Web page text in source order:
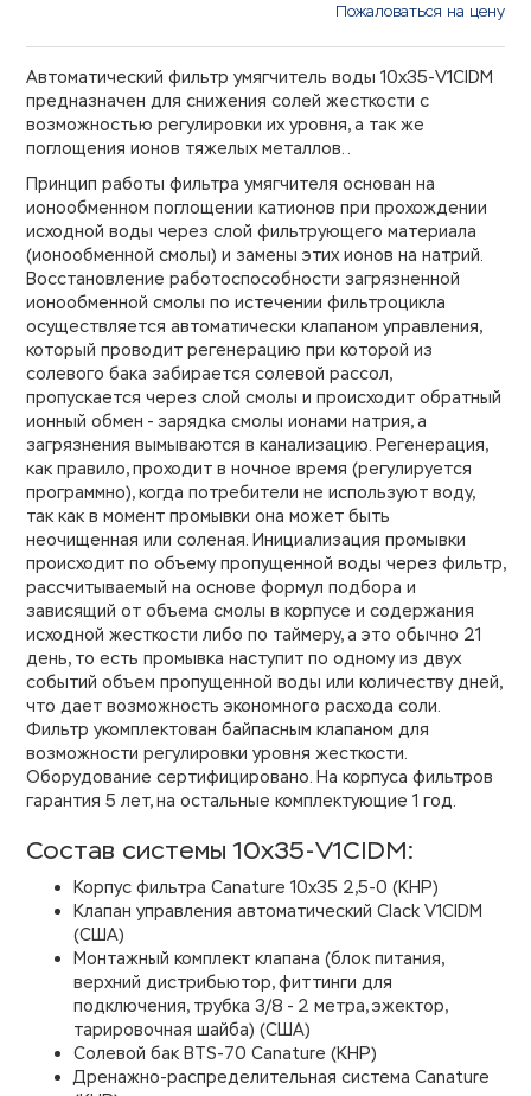
Пожаловаться на цену
Автоматический фильтр умягчитель воды 10х35-V1CIDM
предназначен для снижения солей жесткости с
возможностью регулировки их уровня, а так же
поглощения ионов тяжелых металлов..
Принцип работы фильтра умягчителя основан на
ионообменном поглощении катионов при прохождении
исходной воды через слой фильтрующего материала
(ионообменной смолы) и замены этих ионов на натрий.
Восстановление работоспособности загрязненной
ионообменной смолы по истечении фильтроцикла
осуществляется автоматически клапаном управления,
который проводит регенерацию при которой из
солевого бака забирается солевой рассол,
пропускается через слой смолы и происходит обратный
ионный обмен - зарядка смолы ионами натрия, а
загрязнения вымываются в канализацию. Регенерация,
как правило, проходит в ночное время (регулируется
программно), когда потребители не используют воду,
так как в момент промывки она может быть
неочищенная или соленая. Инициализация промывки
происходит по объему пропущенной воды через фильтр,
рассчитываемый на основе формул подбора и
зависящий от объема смолы в корпусе и содержания
исходной жесткости либо по таймеру, а это обычно 21
день, то есть промывка наступит по одному из двух
событий объем пропущенной воды или количеству дней,
что дает возможность экономного расхода соли.
Фильтр укомплектован байпасным клапаном для
возможности регулировки уровня жесткости.
Оборудование сертифицировано. На корпуса фильтров
гарантия 5 лет, на остальные комплектующие 1 год.
Состав системы 10х35-V1CIDM:
Корпус фильтра Canature 10х35 2,5-0 (КНР)
Клапан управления автоматический Clack V1CIDM
(США)
Монтажный комплект клапана (блок питания,
верхний дистрибьютор, фиттинги для
подключения, трубка 3/8 - 2 метра, эжектор,
тарировочная шайба) (США)
Солевой бак BTS-70 Canature (КНР)
Дренажно-распределительная система Canature